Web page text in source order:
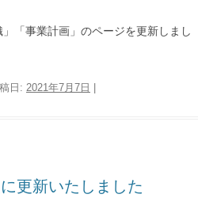
」「事業計画」のページを更新しまし
日: 2021年7月7日
更新いたしました